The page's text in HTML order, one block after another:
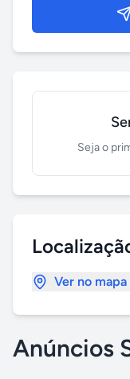
Seja o
Ver no
Anúncios